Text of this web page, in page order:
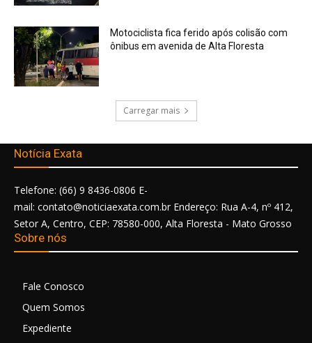
Motociclista fica ferido após colisão com
ônibus em avenida de Alta Floresta
Carregar mais
Notícia Exata
Telefone: (66) 9 8436-0806 E-
mail: contato@noticiaexata.com.br Endereço: Rua A-4, nº 412,
Setor A, Centro, CEP: 78580-000, Alta Floresta - Mato Grosso
Sobre nós
Fale Conosco
Quem Somos
Expediente